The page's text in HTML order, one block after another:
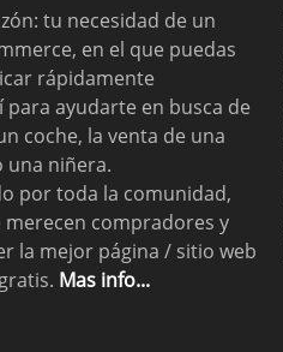
tu necesidad de un
en el que puedas
rápidamente
para ayudarte en busca de
coche, la venta de una
una niñera.
por toda la comunidad,
compradores y
la mejor página / sitio web
Mas info...